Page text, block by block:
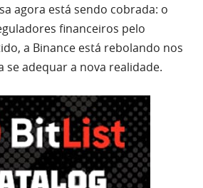
agora está sendo cobrada: o
financeiros pelo
a Binance está rebolando nos
se adequar a nova realidade.